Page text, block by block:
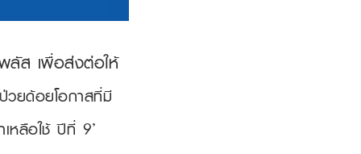
ลัส เพื่อส่งต่อให้
วยด้อยโอกาสที่มี
หลือใช้ ปีที่ 9’